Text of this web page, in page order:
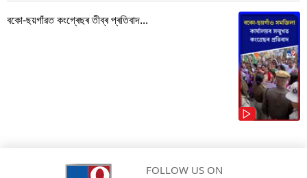
বকো-ছয়গাঁৱত কংগ্ৰেছৰ তীব্ৰ প্ৰতিবাদ...
FOLLOW US ON